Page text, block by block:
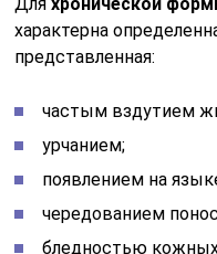
характерна
представленная:
частым вздутием
урчанием;
появлением на
чередованием
бледностью